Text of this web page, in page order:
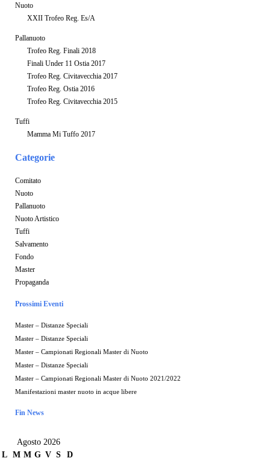
Nuoto
XXII Trofeo Reg. Es/A
Pallanuoto
Trofeo Reg. Finali 2018
Finali Under 11 Ostia 2017
Trofeo Reg. Civitavecchia 2017
Trofeo Reg. Ostia 2016
Trofeo Reg. Civitavecchia 2015
Tuffi
Mamma Mi Tuffo 2017
Categorie
Comitato
Nuoto
Pallanuoto
Nuoto Artistico
Tuffi
Salvamento
Fondo
Master
Propaganda
Prossimi Eventi
Master – Distanze Speciali
Master – Distanze Speciali
Master – Campionati Regionali Master di Nuoto
Master – Distanze Speciali
Master – Campionati Regionali Master di Nuoto 2021/2022
Manifestazioni master nuoto in acque libere
Fin News
Agosto 2026
L M M G V S
D